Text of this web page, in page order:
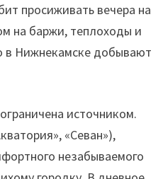
просиживать вечера на
на баржи, теплоходы и
в Нижнекамске добывают
источником.
«Севан»),
незабываемого